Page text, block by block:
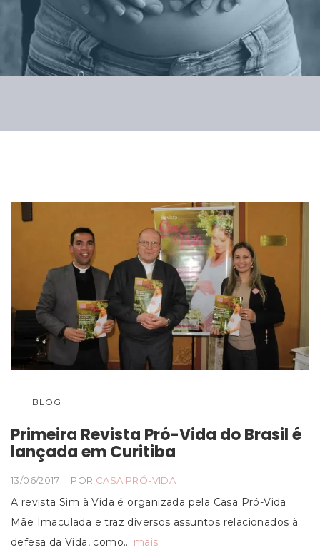
BLOG
Primeira Revista Pró-Vida do Brasil é
lançada em Curitiba
13/06/2017 POR CASA PRÓ-VIDA
A revista Sim à Vida é organizada pela Casa Pró-Vida
Mãe Imaculada e traz diversos assuntos relacionados à
defesa da Vida, como… mais